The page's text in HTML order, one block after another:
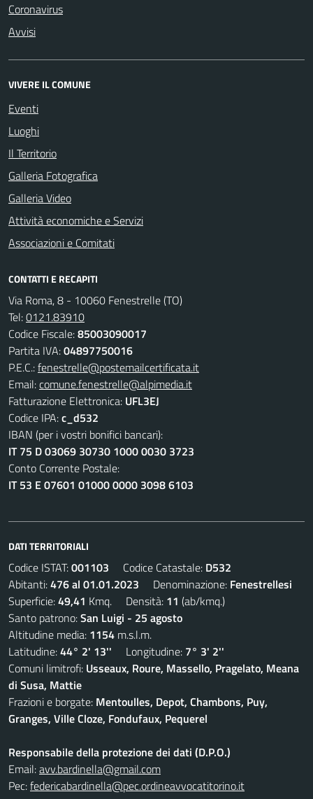
Coronavirus
Avvisi
VIVERE IL COMUNE
Eventi
Luoghi
Il Territorio
Galleria Fotografica
Galleria Video
Attività economiche e Servizi
Associazioni e Comitati
CONTATTI E RECAPITI
Via Roma, 8 - 10060 Fenestrelle (TO)
Tel:0121.83910
Codice Fiscale:85003090017
Partita IVA:04897750016
P.E.C.:fenestrelle@postemailcertificata.it
Email:comune.fenestrelle@alpimedia.it
Fatturazione Elettronica: UFL3EJ
Codice IPA:c_d532
IBAN (per i vostri bonifici bancari):
IT 75 D 03069 30730 1000 0030 3723
Conto Corrente Postale:
IT 53 E 07601 01000 0000 3098 6103
DATI TERRITORIALI
Codice ISTAT:001103 Codice Catastale: D532
Abitanti:476 al 01.01.2023 Denominazione: Fenestrellesi
Superficie:49,41 Kmq. Densità: 11 (ab/kmq.)
Santo patrono:San Luigi - 25 agosto
Altitudine media: 1154 m.s.l.m.
Latitudine:44° 2' 13'' Longitudine: 7° 3' 2''
Comuni limitrofi: Usseaux, Roure, Massello, Pragelato, Meana
di Susa, Mattie
Frazioni e borgate: Mentoulles, Depot, Chambons, Puy,
Granges, Ville Cloze, Fondufaux, Pequerel
Responsabile della protezione dei dati (D.P.O.)
Email:avv.bardinella@gmail.com
Pec:federicabardinella@pec.ordineavvocatitorino.it